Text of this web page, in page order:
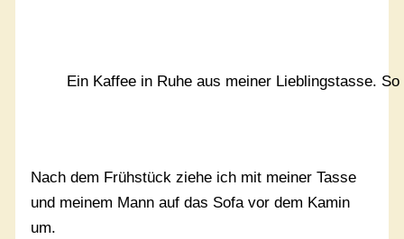
Ein Kaffee in Ruhe aus meiner Lieblingstasse. So
Nach dem Frühstück ziehe ich mit meiner Tasse
und meinem Mann auf das Sofa vor dem Kamin
um.